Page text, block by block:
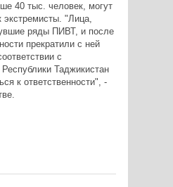
40 тыс. человек, могут
экстремисты. "Лица,
ряды ПИВТ, и после
прекратили с ней
с
Таджикистан
к ответственности", -